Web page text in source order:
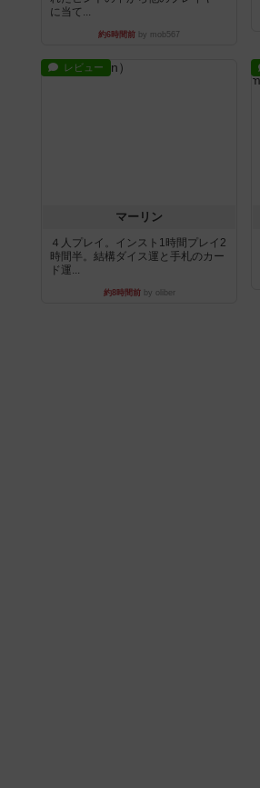
に当て...
約6時間前 by mob567
レビュー
マーリン
４人プレイ。インスト1時間プレイ2
時間半。結構ダイス運と手札のカー
ド運...
約8時間前by oliber